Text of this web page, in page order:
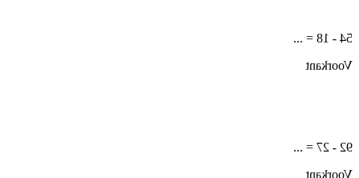
54 - 18 = ...
Voorkant
92 - 27 = ...
Voorkant